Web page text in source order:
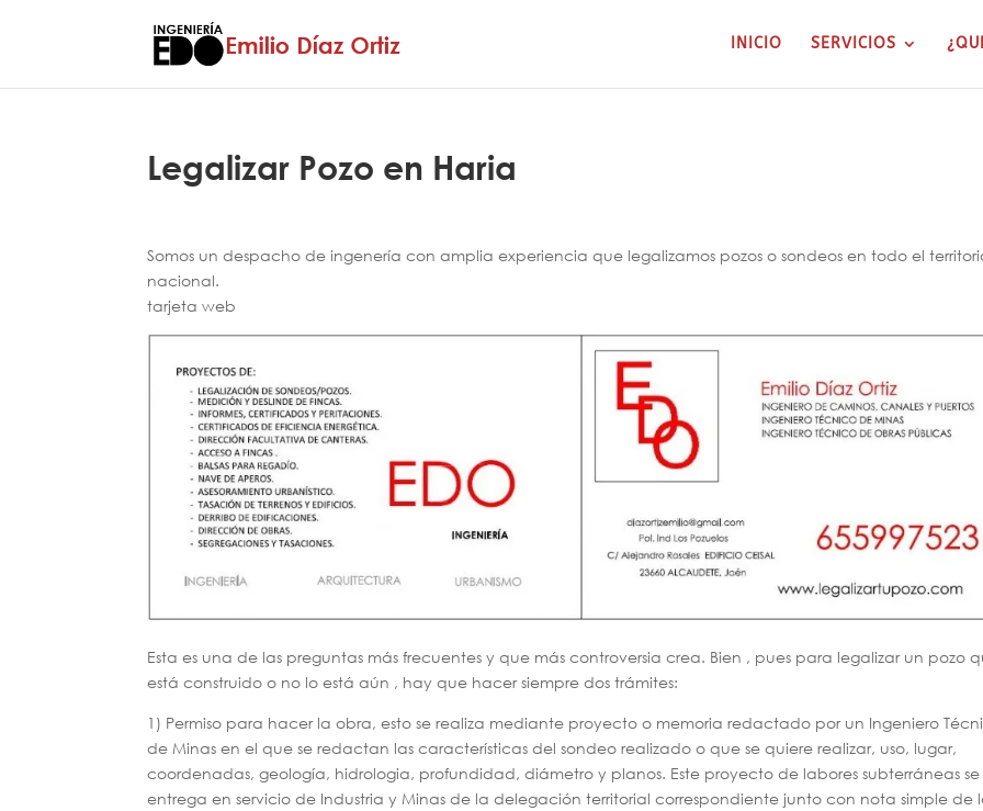
INICIO SERVICIOS
Legalizar Pozo en Haria
Somos un despacho de ingenería con amplia experiencia que legalizamos pozos o sondeos en todo el
nacional.
tarjeta web
Esta es una de las preguntas más frecuentes y que más controversia crea. Bien , pues para legalizar un pozo
está construido o no lo está aún , hay que hacer siempre dos trámites:
1) Permiso para hacer la obra, esto se realiza mediante proyecto o memoria redactado por un Ingeniero
de Minas en el que se redactan las características del sondeo realizado o que se quiere realizar, uso, lugar,
coordenadas, geología, hidrologia, profundidad, diámetro y planos. Este proyecto de labores subterráneas se
entrega en servicio de Industria y Minas de la delegación territorial correspondiente junto con nota simple de